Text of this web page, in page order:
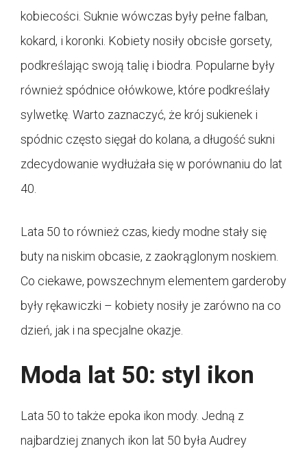
kobiecości. Suknie wówczas były pełne falban,
kokard, i koronki. Kobiety nosiły obcisłe gorsety,
podkreślając swoją talię i biodra. Popularne były
również spódnice ołówkowe, które podkreślały
sylwetkę. Warto zaznaczyć, że krój sukienek i
spódnic często sięgał do kolana, a długość sukni
zdecydowanie wydłużała się w porównaniu do lat
40.
Lata 50 to również czas, kiedy modne stały się
buty na niskim obcasie, z zaokrąglonym noskiem.
Co ciekawe, powszechnym elementem garderoby
były rękawiczki – kobiety nosiły je zarówno na co
dzień, jak i na specjalne okazje.
Moda lat 50: styl ikon
Lata 50 to także epoka ikon mody. Jedną z
najbardziej znanych ikon lat 50 była Audrey